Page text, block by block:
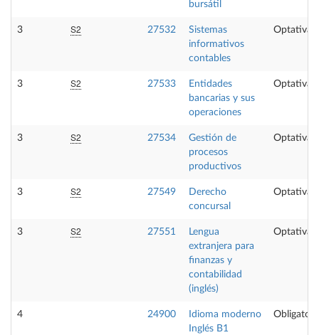
bursátil
3 S2 27532
Sistemas
informativos
contables
Optativa
3 S2 27533
Entidades
bancarias y sus
operaciones
Optativa
3 S2 27534
Gestión de
procesos
productivos
Optativa
3 S2 27549
Derecho
concursal
Optativa
3 S2 27551
Lengua
extranjera para
finanzas y
contabilidad
(inglés)
Optativa
4 24900
Idioma moderno
Inglés B1